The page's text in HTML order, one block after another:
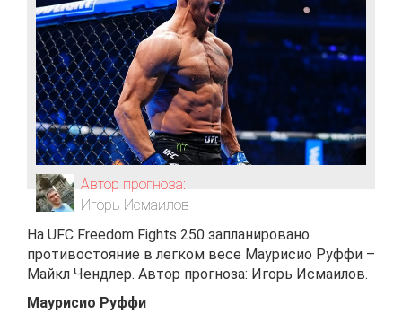
Автор прогноза:
Игорь Исмаилов
На UFC Freedom Fights 250 запланировано
противостояние в легком весе Маурисио Руффи –
Майкл Чендлер. Автор прогноза: Игорь Исмаилов.
Маурисио Руффи